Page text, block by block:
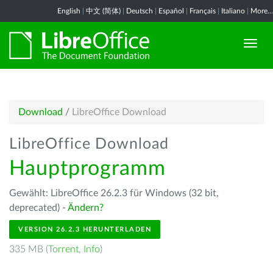
English 中文 (简体) Deutsch Español Français Italiano More...
Download / LibreOffice Download
LibreOffice Download
Hauptprogramm
Gewählt: LibreOffice 26.2.3 für Windows (32 bit,
deprecated) - Ändern?
VERSION 26.2.3 HERUNTERLADEN
335 MB (Torrent, Info)